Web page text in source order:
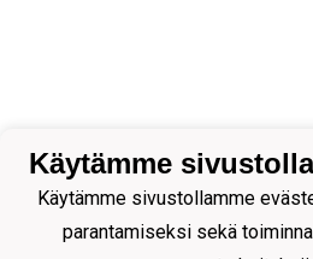
Käytämme
Käytämme sivustollamme
parantamiseksi sekä